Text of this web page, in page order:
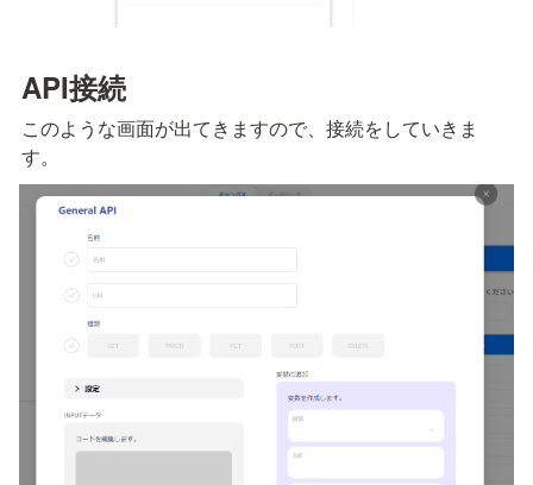
API接続
このような画面が出てきますので、接続をしていきま
す。